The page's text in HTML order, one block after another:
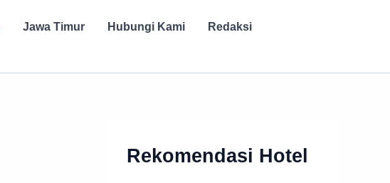
Jawa Timur Hubungi Kami
Redaksi
Rekomendasi Hotel